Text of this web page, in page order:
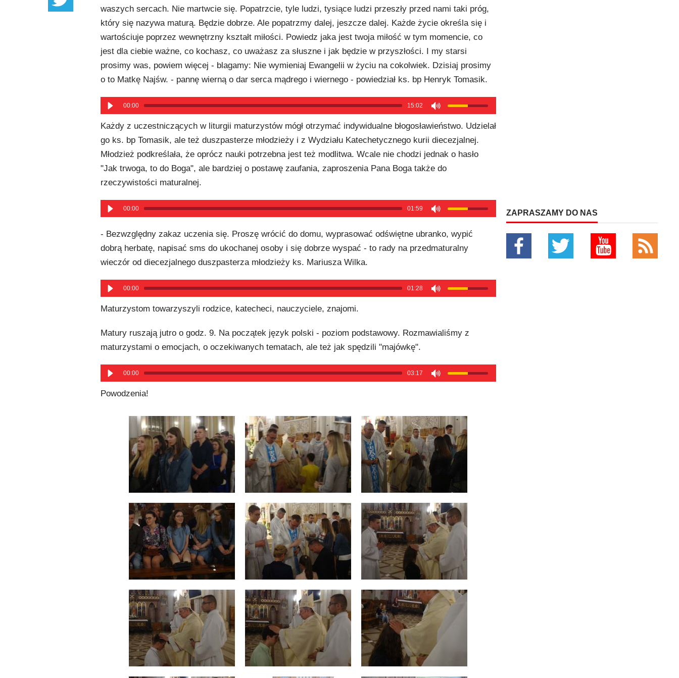
waszych sercach. Nie martwcie się. Popatrzcie, tyle ludzi, tysiące ludzi przeszły przed nami taki próg,
który się nazywa maturą. Będzie dobrze. Ale popatrzmy dalej, jeszcze dalej. Każde życie określa się i
wartościuje poprzez wewnętrzny kształt miłości. Powiedz jaka jest twoja miłość w tym momencie, co
jest dla ciebie ważne, co kochasz, co uważasz za słuszne i jak będzie w przyszłości. I my starsi
prosimy was, powiem więcej - blagamy: Nie wymieniaj Ewangelii w życiu na cokolwiek. Dzisiaj prosimy
o to Matkę Najśw. - pannę wierną o dar serca mądrego i wiernego - powiedział ks. bp Henryk Tomasik.
00:00 15:02
Każdy z uczestniczących w liturgii maturzystów mógł otrzymać indywidualne błogosławieństwo. Udzielał
go ks. bp Tomasik, ale też duszpasterze młodzieży i z Wydziału Katechetycznego kurii diecezjalnej.
Młodzież podkreślała, że oprócz nauki potrzebna jest też modlitwa. Wcale nie chodzi jednak o hasło
"Jak trwoga, to do Boga", ale bardziej o postawę zaufania, zaproszenia Pana Boga także do
rzeczywistości maturalnej.
00:00 01:59
- Bezwzględny zakaz uczenia się. Proszę wrócić do domu, wyprasować odświętne ubranko, wypić
dobrą herbatę, napisać sms do ukochanej osoby i się dobrze wyspać - to rady na przedmaturalny
wieczór od diecezjalnego duszpasterza młodzieży ks. Mariusza Wilka.
00:00 01:28
Maturzystom towarzyszyli rodzice, katecheci, nauczyciele, znajomi.
Matury ruszają jutro o godz. 9. Na początek język polski - poziom podstawowy. Rozmawialiśmy z
maturzystami o emocjach, o oczekiwanych tematach, ale też jak spędzili "majówkę".
00:00 03:17
Powodzenia!
ZAPRASZAMY DO NAS